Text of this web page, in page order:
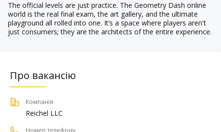
The official levels are just practice. The Geometry Dash online
world is the real final exam, the art gallery, and the ultimate
playground all rolled into one. It’s a space where players aren't
just consumers; they are the architects of the entire experience.
Про вакансію
Компанія
Reichel LLC
Номер телефону